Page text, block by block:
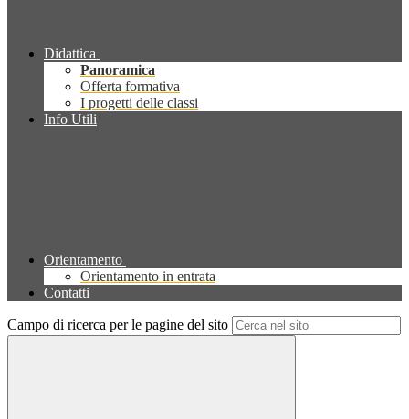
Didattica
Panoramica
Offerta formativa
I progetti delle classi
Info Utili
Orientamento
Orientamento in entrata
Contatti
Campo di ricerca per le pagine del sito